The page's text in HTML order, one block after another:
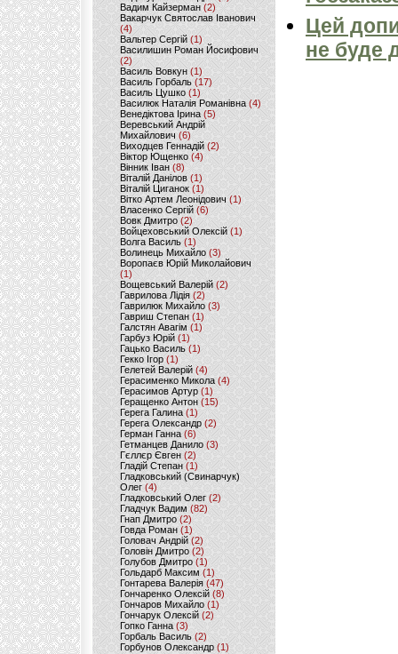
Вадим Кайзерман (2)
Вакарчук Святослав Іванович
(4)
Вальтер Сергій (1)
Василишин Роман Йосифович
(2)
Василь Вовкун (1)
Василь Горбаль (17)
Василь Цушко (1)
Василюк Наталія Романівна (4)
Венедіктова Ірина(5)
Веревський Андрій
Михайлович (6)
Виходцев Геннадій (2)
Віктор Ющенко (4)
Вінник Іван (8)
Віталій Данілов (1)
Віталій Циганок (1)
Вітко Артем Леонідович(1)
Власенко Сергій (6)
Вовк Дмитро(2)
Войцеховський Олексій(1)
Волга Василь (1)
Волинець Михайло (3)
Воропаєв Юрій Миколайович
(1)
Вощевський Валерій(2)
Гаврилова Лідія (2)
Гаврилюк Михайло (3)
Гавриш Степан (1)
Галстян Авагім (1)
Гарбуз Юрій (1)
Гацько Василь (1)
Гекко Ігор(1)
Гелетей Валерій (4)
Герасименко Микола (4)
Герасимов Артур (1)
Геращенко Антон(15)
Герега Галина (1)
Герега Олександр (2)
Герман Ганна (6)
Гетманцев Данило (3)
Гєллєр Євген (2)
Гладій Степан(1)
Гладковський (Свинарчук)
Олег (4)
Гладковський Олег (2)
Гладчук Вадим (82)
Гнап Дмитро (2)
Говда Роман(1)
Головач Андрій (2)
Головін Дмитро (2)
Голубов Дмитро (1)
Гольдарб Максим(1)
Гонтарева Валерія (47)
Гончаренко Олексій(8)
Гончаров Михайло (1)
Гончарук Олексій (2)
Гопко Ганна (3)
Горбаль Василь (2)
Горбунов Олександр (1)
Цей
не буде